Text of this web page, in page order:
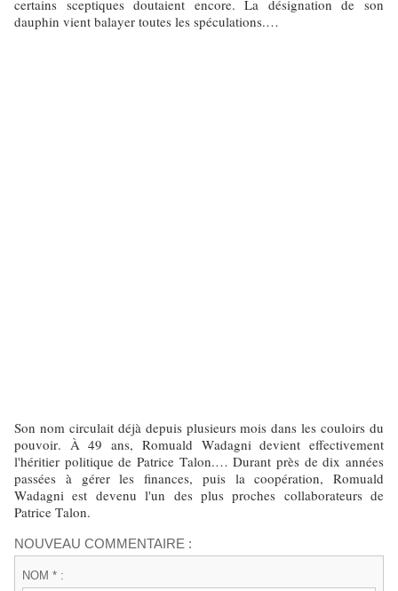
certains sceptiques doutaient encore. La désignation de son
dauphin vient balayer toutes les spéculations.…
Son nom circulait déjà depuis plusieurs mois dans les couloirs du
pouvoir. À 49 ans, Romuald Wadagni devient effectivement
l'héritier politique de Patrice Talon.… Durant près de dix années
passées à gérer les finances, puis la coopération, Romuald
Wadagni est devenu l'un des plus proches collaborateurs de
Patrice Talon.
NOUVEAU COMMENTAIRE :
NOM * :